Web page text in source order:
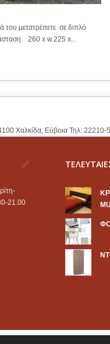
του μετατρέπετε σε διπλό
260 x w.225 x...
Χαλκίδα, Εύβοια Τηλ:
21.00